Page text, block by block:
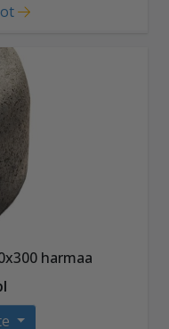
harmaa